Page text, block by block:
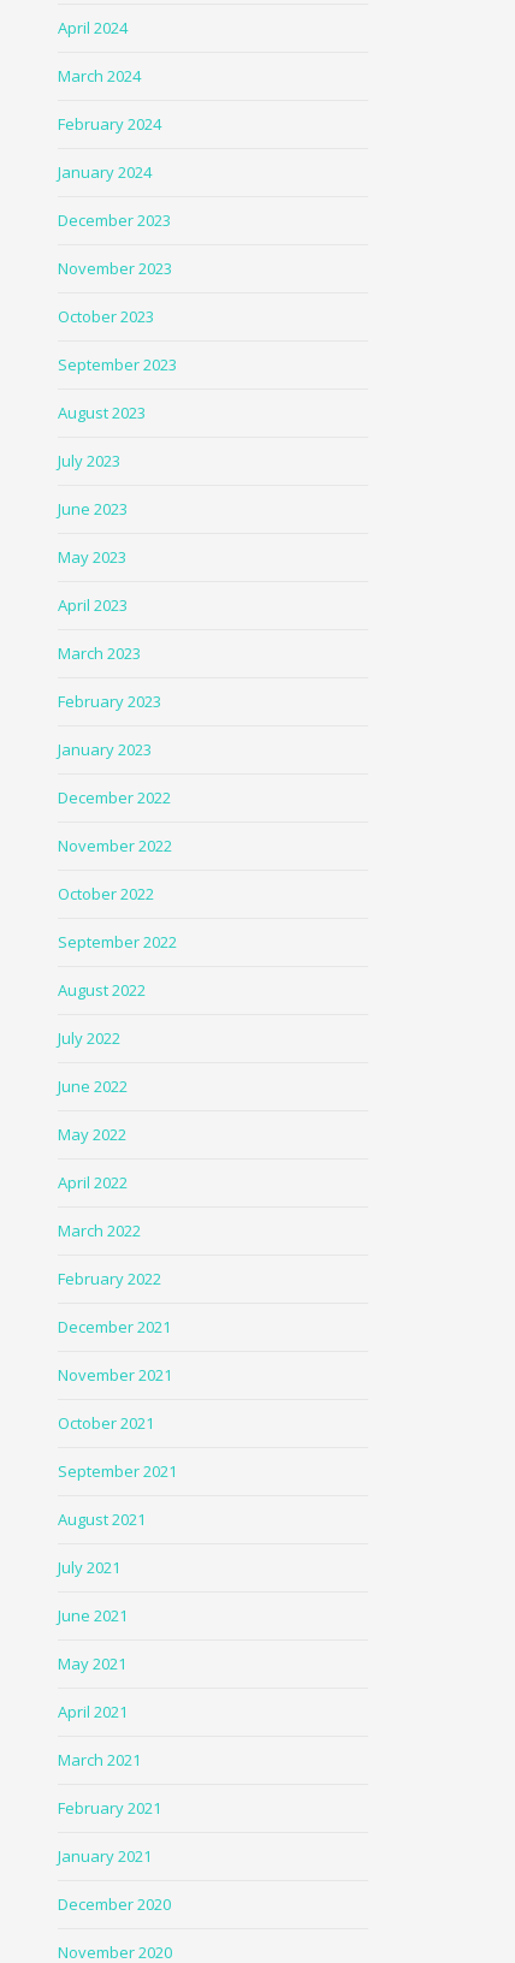
April 2024
March 2024
February 2024
January 2024
December 2023
November 2023
October 2023
September 2023
August 2023
July 2023
June 2023
May 2023
April 2023
March 2023
February 2023
January 2023
December 2022
November 2022
October 2022
September 2022
August 2022
July 2022
June 2022
May 2022
April 2022
March 2022
February 2022
December 2021
November 2021
October 2021
September 2021
August 2021
July 2021
June 2021
May 2021
April 2021
March 2021
February 2021
January 2021
December 2020
November 2020